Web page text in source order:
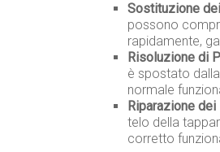
Sostituzione
possono
rapidamente,
Risoluzione di
è spostato
normale
Riparazione
telo della
corretto